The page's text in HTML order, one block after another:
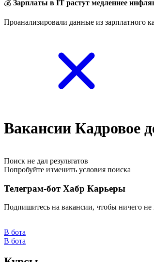
💰 Зарплаты в IT растут медленнее
Проанализировали данные из зарплатного
Вакансии Кадровое
Поиск не дал результатов
Попробуйте изменить условия поиска
Телеграм-бот Хабр Карьеры
Подпишитесь на вакансии, чтобы ничего не
В бота
В бота